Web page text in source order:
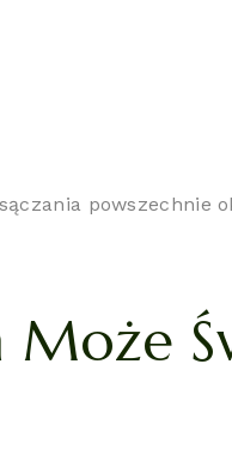
powszechnie